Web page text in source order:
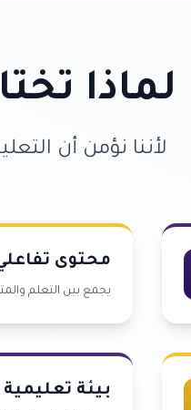
لماذا
لأننا نؤمن أن
محتوى
يجمع بين التعلم
بيئة تعليمية